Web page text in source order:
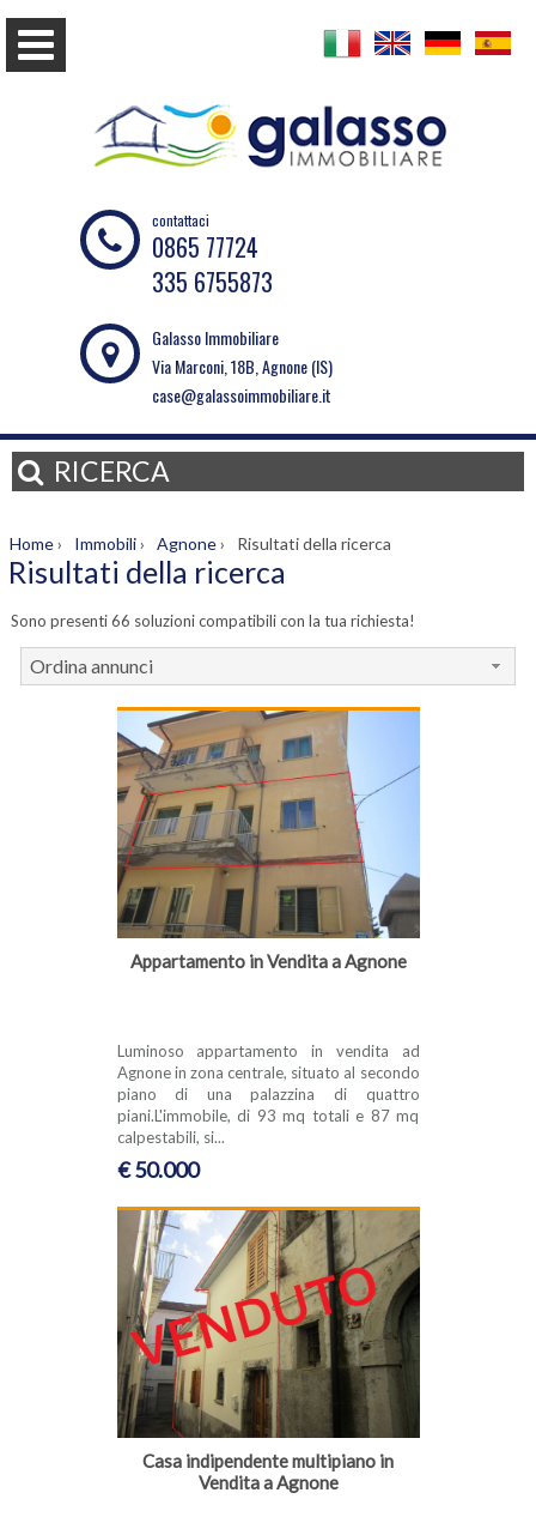
contattaci
0865 77724
335 6755873
Galasso Immobiliare
Via Marconi, 18B, Agnone (IS)
case@galassoimmobiliare.it
RICERCA
Home› Immobili› Agnone› Risultati della ricerca
Risultati della ricerca
Sono presenti 66 soluzioni compatibili con la tua richiesta!
Ordina annunci
Appartamento in Vendita a Agnone
Luminoso appartamento in vendita ad
Agnone in zona centrale, situato al secondo
piano di una palazzina di quattro
piani.L'immobile, di 93 mq totali e 87 mq
calpestabili, si...
€ 50.000
Casa indipendente multipiano in
Vendita a Agnone